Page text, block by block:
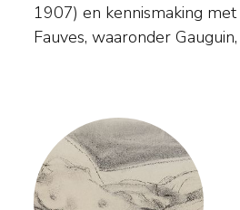
1907) en kennismaking
Fauves, waaronder
zijn vroege werk voor.